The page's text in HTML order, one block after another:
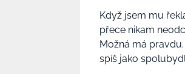
Když jsem mu
přece nikam
Možná má pravdu.
spíš jako